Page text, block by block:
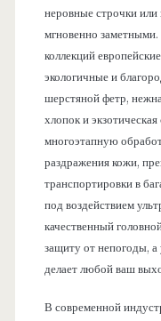
неровные строчки или
мгновенно
коллекций
экологичные и
шерстяной фетр,
хлопок и
многоэтапную
раздражения кожи,
транспортировки в
под воздействием
качественный
защиту от непогоды,
делает любой ваш
В современной